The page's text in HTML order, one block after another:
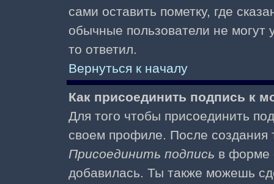
сами оставить пометку, где
обычные пользователи не могут
то ответил.
Вернуться к началу
Как присоединить подпись к
Для того чтобы присоединить
своем профиле. После создания
Присоединить подпись в форме
добавилась. Ты также можешь